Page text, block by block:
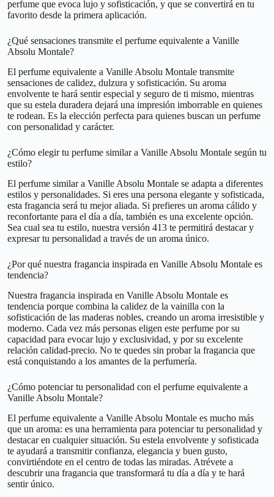
perfume que evoca lujo y sofisticación, y que se convertirá en tu
favorito desde la primera aplicación.
¿Qué sensaciones transmite el perfume equivalente a Vanille
Absolu Montale?
El perfume equivalente a Vanille Absolu Montale transmite
sensaciones de calidez, dulzura y sofisticación. Su aroma
envolvente te hará sentir especial y seguro de ti mismo, mientras
que su estela duradera dejará una impresión imborrable en quienes
te rodean. Es la elección perfecta para quienes buscan un perfume
con personalidad y carácter.
¿Cómo elegir tu perfume similar a Vanille Absolu Montale según tu
estilo?
El perfume similar a Vanille Absolu Montale se adapta a diferentes
estilos y personalidades. Si eres una persona elegante y sofisticada,
esta fragancia será tu mejor aliada. Si prefieres un aroma cálido y
reconfortante para el día a día, también es una excelente opción.
Sea cual sea tu estilo, nuestra versión 413 te permitirá destacar y
expresar tu personalidad a través de un aroma único.
¿Por qué nuestra fragancia inspirada en Vanille Absolu Montale es
tendencia?
Nuestra fragancia inspirada en Vanille Absolu Montale es
tendencia porque combina la calidez de la vainilla con la
sofisticación de las maderas nobles, creando un aroma irresistible y
moderno. Cada vez más personas eligen este perfume por su
capacidad para evocar lujo y exclusividad, y por su excelente
relación calidad-precio. No te quedes sin probar la fragancia que
está conquistando a los amantes de la perfumería.
¿Cómo potenciar tu personalidad con el perfume equivalente a
Vanille Absolu Montale?
El perfume equivalente a Vanille Absolu Montale es mucho más
que un aroma: es una herramienta para potenciar tu personalidad y
destacar en cualquier situación. Su estela envolvente y sofisticada
te ayudará a transmitir confianza, elegancia y buen gusto,
convirtiéndote en el centro de todas las miradas. Atrévete a
descubrir una fragancia que transformará tu día a día y te hará
sentir único.